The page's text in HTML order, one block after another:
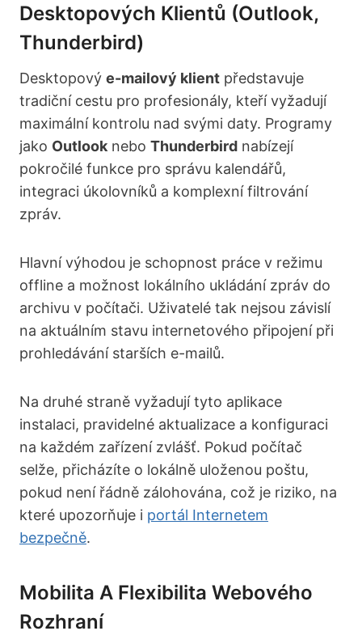
Desktopových Klientů (Outlook,
Thunderbird)
Desktopový e-mailový klient představuje
tradiční cestu pro profesionály, kteří vyžadují
maximální kontrolu nad svými daty. Programy
jako Outlook nebo Thunderbird nabízejí
pokročilé funkce pro správu kalendářů,
integraci úkolovníků a komplexní filtrování
zpráv.
Hlavní výhodou je schopnost práce v režimu
offline a možnost lokálního ukládání zpráv do
archivu v počítači. Uživatelé tak nejsou závislí
na aktuálním stavu internetového připojení při
prohledávání starších e-mailů.
Na druhé straně vyžadují tyto aplikace
instalaci, pravidelné aktualizace a konfiguraci
na každém zařízení zvlášť. Pokud počítač
selže, přicházíte o lokálně uloženou poštu,
pokud není řádně zálohována, což je riziko, na
které upozorňuje i portál Internetem
bezpečně.
Mobilita A Flexibilita Webového
Rozhraní